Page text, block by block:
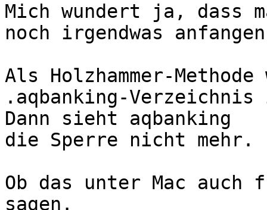
Mich wundert ja, dass
noch irgendwas
Als Holzhammer-
.aqbanking-Verzeichnis
Dann sieht aqbanking
die Sperre nicht mehr.
Ob das unter Mac
sagen.